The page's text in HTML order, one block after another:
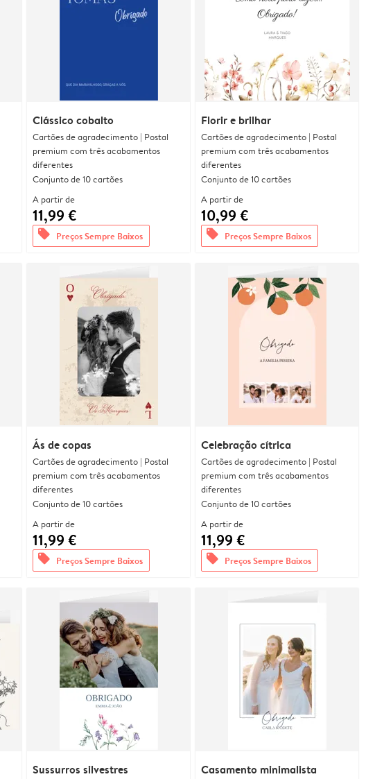
Clássico cobalto
Cartões de agradecimento | Postal
premium com três acabamentos
diferentes
Conjunto de 10 cartões
A partir de
11,99 €
offers Preços Sempre Baixos
Florir e brilhar
Cartões de agradecimento | Postal
premium com três acabamentos
diferentes
Conjunto de 10 cartões
A partir de
10,99 €
offers Preços Sempre Baixos
Ás de copas
Cartões de agradecimento | Postal
premium com três acabamentos
diferentes
Conjunto de 10 cartões
A partir de
11,99 €
offers Preços Sempre Baixos
Celebração cítrica
Cartões de agradecimento | Postal
premium com três acabamentos
diferentes
Conjunto de 10 cartões
A partir de
11,99 €
offers Preços Sempre Baixos
Sussurros silvestres Casamento minimalista